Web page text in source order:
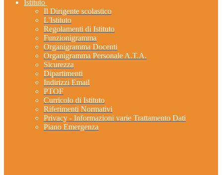
Istituto
Il Dirigente scolastico
L'Istituto
Regolamenti di Istituto
Funzionigramma
Organigramma Docenti
Organigramma Personale A.T.A.
Sicurezza
Dipartimenti
Indirizzi Email
PTOF
Curricolo di Istituto
Riferimenti Normativi
Privacy - Informazioni varie Trattamento Dati
Piano Emergenza